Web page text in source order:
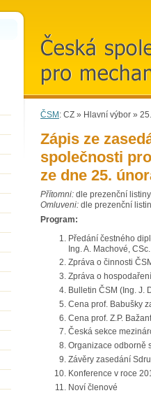
Česká
pro
ČSM : CZ » Hlavní výbor »
Zápis ze
společnosti
ze dne 25.
Přítomni: dle prezenční listiny
Omluveni: dle prezenční
Program:
Předání čestného
Ing.
Zpráva o činnosti
Zpráva o
Bulletin ČSM (Ing. J.
Cena prof. Babušky
Cena prof. Z.P.
Česká sekce
Organizace odborně
Závěry zasedání
Konference v roce
Noví členové